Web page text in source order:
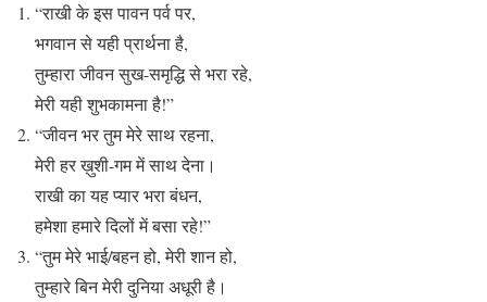
“राखी के इस पावन पर्व पर,
भगवान से यही प्रार्थना है,
तुम्हारा जीवन सुख-समृद्धि से भरा रहे,
मेरी यही शुभकामना है!”
“जीवन भर तुम मेरे साथ रहना,
मेरी हर ख़ुशी-गम में साथ देना।
राखी का यह प्यार भरा बंधन,
हमेशा हमारे दिलों में बसा रहे!”
“तुम मेरे भाई/बहन हो, मेरी शान हो,
तुम्हारे बिन मेरी दुनिया अधूरी है।